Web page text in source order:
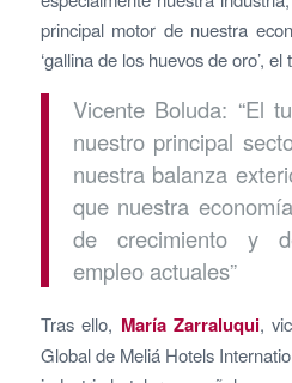
principal motor de nuestra
‘gallina de los huevos de oro’,
Vicente Boluda: “El
nuestro principal
nuestra balanza
que nuestra
de crecimiento y
empleo actuales”
Tras ello, María Zarraluqui,
Global de Meliá Hotels